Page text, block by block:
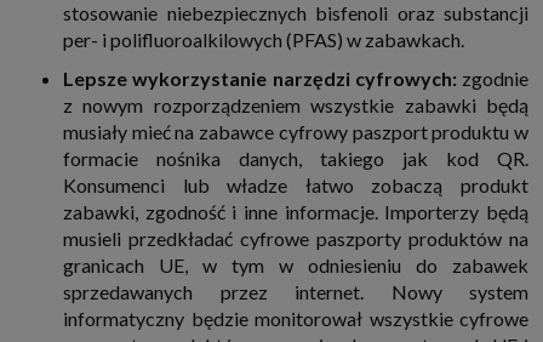
stosowanie niebezpiecznych bisfenoli oraz substancji
per- i polifluoroalkilowych (PFAS) w zabawkach.
Lepsze wykorzystanie narzędzi cyfrowych: zgodnie
z nowym rozporządzeniemwszystkie zabawki będą
musiały mieć na zabawce cyfrowy paszport produktu w
formacie nośnika danych, takiego jak kod QR.
Konsumenci lub władze łatwo zobaczą produkt
zabawki, zgodność i inne informacje. Importerzy będą
musieli przedkładać cyfrowe paszporty produktów na
granicach UE, w tym w odniesieniu do zabawek
sprzedawanych przez internet. Nowy system
informatyczny będzie monitorował wszystkie cyfrowe